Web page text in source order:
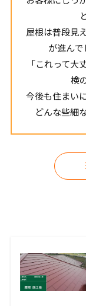
屋根は普段見
が進んで
「これって
検
今後も住まい
どんな些細